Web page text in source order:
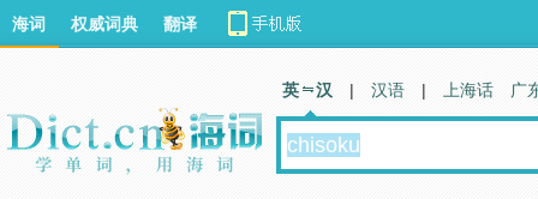
海词 权威词典 翻译
英 汉 | 汉语 | 上海话 广